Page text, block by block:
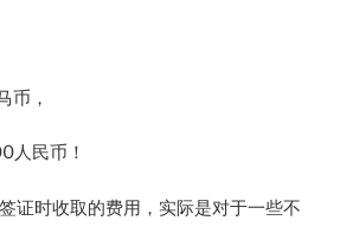
币，
人民币！
证时收取的费用，实际是对于一些不